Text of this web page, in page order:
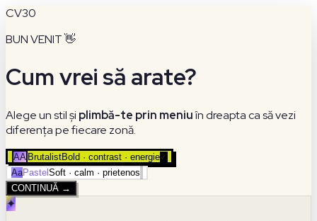
CV30
BUN VENIT 👋
Cum vrei să arate?
Alege un stil și plimbă-te prin meniuîn dreapta ca să vezi
diferența pe fiecare zonă.
AA BrutalistBold · contrast · energie✓
AaPastel Soft · calm · prietenos
CONTINUĂ →
✦